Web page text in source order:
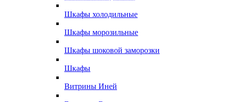
Шкафы холодильные
Шкафы морозильные
Шкафы шоковой заморозки
Шкафы
Витрины Иней